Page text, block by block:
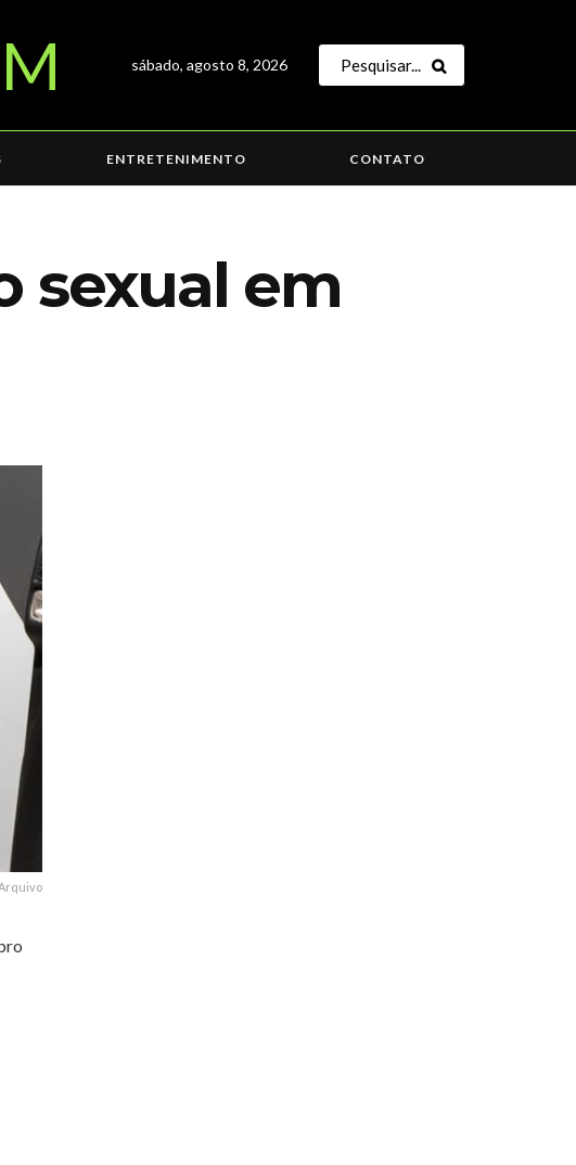
sábado, agosto 8, 2026
ENTRETENIMENTO CONTATO
sexual em